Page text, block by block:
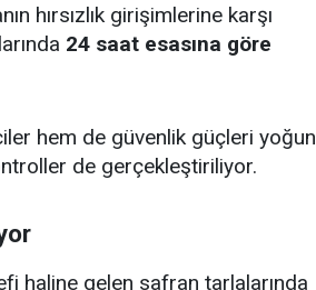
hırsızlık girişimlerine karşı
24 saat esasına göre
hem de güvenlik güçleri yoğun
de gerçekleştiriliyor.
haline gelen safran tarlalarında